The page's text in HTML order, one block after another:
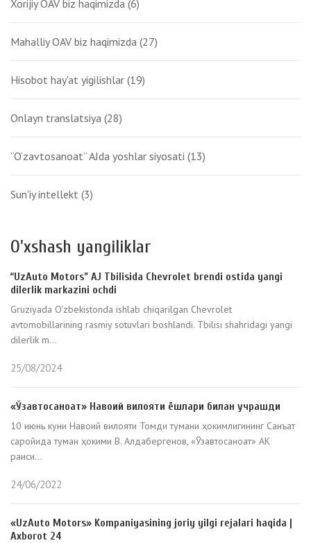
Xorijiy OAV biz haqimizda (6)
Mahalliy OAV biz haqimizda (27)
Hisobot hay'at yigilishlar (19)
Onlayn translatsiya (28)
“O‘zavtosanoat” AJda yoshlar siyosati (13)
Sun'iy intellekt (3)
O'xshash yangiliklar
“UzAuto Motors” AJ Tbilisida Chevrolet brendi ostida yangi
dilerlik markazini ochdi
Gruziyada O‘zbekistonda ishlab chiqarilgan Chevrolet
avtomobillarining rasmiy sotuvlari boshlandi. Tbilisi shahridagi yangi
dilerlik m...
25/08/2024
«Ўзавтосаноат» Навоий вилояти ёшлари билан учрашди
10 июнь куни Навоий вилояти Томди тумани ҳокимлигининг Санъат
саройида туман ҳокими В. Алдабергенов, «Ўзавтосаноат» АК
раиси...
24/06/2022
«UzAuto Motors» Kompaniyasining joriy yilgi rejalari haqida |
Axborot 24